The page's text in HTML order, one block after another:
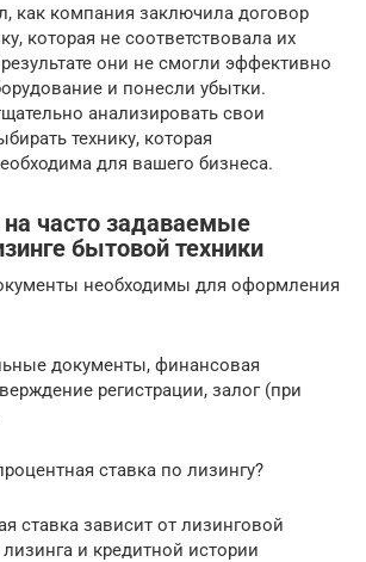
как компания заключила договор
которая не соответствовала их
они не смогли эффективно
и понесли убытки.
анализировать свои
технику, которая
для вашего бизнеса.
часто задаваемые
бытовой техники
необходимы для оформления
документы, финансовая
регистрации, залог (при
ставка по лизингу?
ставка зависит от лизинговой
и кредитной истории